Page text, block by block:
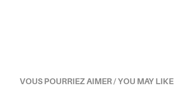
VOUS POURRIEZ AIMER / YOU MAY LIKE